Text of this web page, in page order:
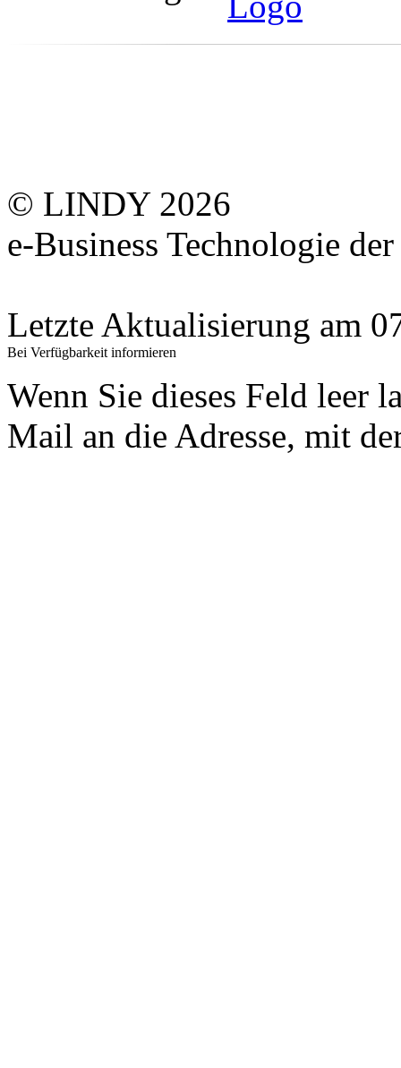
© LINDY 2026
e-Business Technologie
Letzte Aktualisierung am
Bei Verfügbarkeit informieren
Wenn Sie dieses Feld leer
Mail an die Adresse, mit